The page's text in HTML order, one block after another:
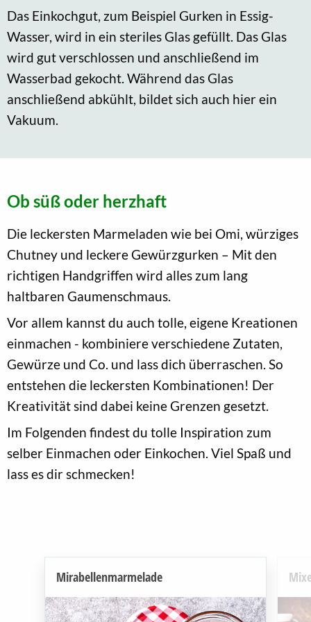
Das Einkochgut, zum Beispiel Gurken in Essig-
Wasser, wird in ein steriles Glas gefüllt. Das Glas
wird gut verschlossen und anschließend im
Wasserbad gekocht. Während das Glas
anschließend abkühlt, bildet sich auch hier ein
Vakuum.
Ob süß oder herzhaft
Die leckersten Marmeladen wie bei Omi, würziges
Chutney und leckere Gewürzgurken – Mit den
richtigen Handgriffen wird alles zum lang
haltbaren Gaumenschmaus.
Vor allem kannst du auch tolle, eigene Kreationen
einmachen - kombiniere verschiedene Zutaten,
Gewürze und Co. und lass dich überraschen. So
entstehen die leckersten Kombinationen! Der
Kreativität sind dabei keine Grenzen gesetzt.
Im Folgenden findest du tolle Inspiration zum
selber Einmachen oder Einkochen. Viel Spaß und
lass es dir schmecken!
Mirabellenmarmelade